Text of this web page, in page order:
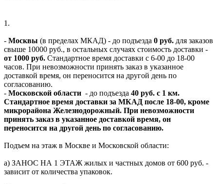
1.
- Москвы (в пределах МКАД) - до подъезда 0 руб. для заказов
свыше 10000 руб., в остальных случаях стоимость доставки -
от 1000 руб. Стандартное время доставки с 6-00 до 18-00
часов. При невозможности принять заказ в указанное
доставкой время, он переносится на другой день по
согласованию.
- Московской области - до подъезда 40 руб. с 1 км.
Стандартное время доставки за МКАД после 18-00, кроме
микрорайона Железнодорожный. При невозможности
принять заказ в указанное доставкой время, он
переносится на другой день по согласованию.
Подъем на этаж в Москве и Московской области:
а) ЗАНОС НА 1 ЭТАЖ жилых и частных домов от 600 руб. -
зависит от количества упаковок.